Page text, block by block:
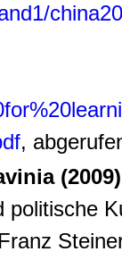
,
(2009)
politische